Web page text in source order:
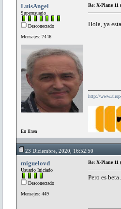
LuisAngel
Superusuario
Desconectado
Mensajes: 7446
En línea
Re: X-Plane 11
Hola, ya
http://
23 Diciembre, 2020, 16:52:50
miguelovd
Usuario Iniciado
Desconectado
Mensajes: 449
Re: X-Plane 11
Pero es